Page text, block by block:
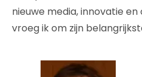
nieuwe media, innovatie
vroeg ik om zijn